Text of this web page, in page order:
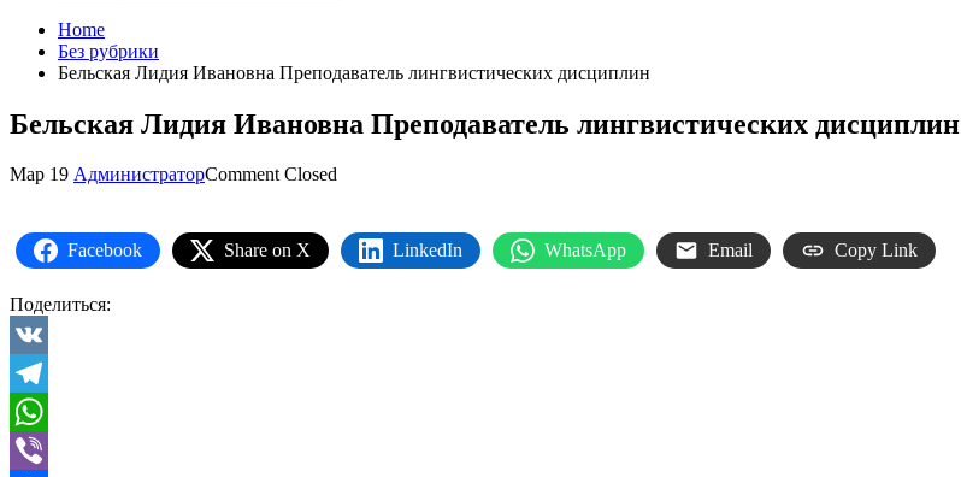
Home
Без рубрики
Бельская Лидия Ивановна Преподаватель лингвистических дисциплин
Бельская Лидия Ивановна Преподаватель лингвистических дисциплин
Мар 19 АдминистраторComment Closed
Facebook Share on X LinkedIn WhatsApp Email Copy Link
Поделиться:
VK
Telegram
WhatsApp